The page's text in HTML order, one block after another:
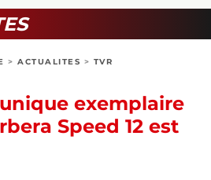
> ACTUALITES > TVR
exemplaire
Speed 12 est